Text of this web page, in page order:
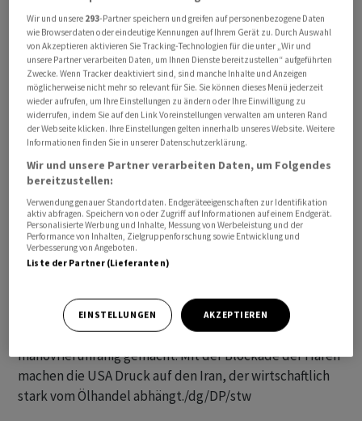
transportieren. Die Besatzung habe sich den
Anweisungen der Streitkräfte widersetzt, hiess es.
Nach Angaben des Aussenministeriums in Neu-Delhi
konnten 21 indische Besatzungsmitglieder gerettet
werden. Drei weitere galten zunächst als vermisst. Das
Ministerium hatte den Angriff verurteilt. Laut Berichten
indischer Medien hatte das Aussenministerium aus
Protest den stellvertretenden Botschafter der USA in
Neu-Delhi einbestellt.
Die Blockade der USA
als Reaktion auf die faktische Blockade der Strasse von
Hormus durch den Iran. Seit Mitte April wurden nach
US-Angaben nun insgesamt acht Schiffe
manövrierunfähig gemacht. Mit der Blockade der Häfen
machen die USA Druck auf den Iran, der wirtschaftlich
stark vom Ölhandel abhängt./dg/DP/stw
Wir und unsere 293-Partner speichern und greifen auf personenbezogene Daten
wie Browserdaten oder eindeutige Kennungen auf Ihrem Gerät zu. Durch Auswahl
von Akzeptieren aktivieren Sie Tracking-Technologien für die unter „Wir und
unsere Partner verarbeiten Daten, um Ihnen Dienste bereitzustellen“ aufgeführten
Zwecke. Wenn Tracker deaktiviert sind, sind manche Inhalte und Anzeigen
möglicherweise nicht mehr so relevant für Sie. Sie können dieses Menü jederzeit
wieder aufrufen, um Ihre Einstellungen zu ändern oder Ihre Einwilligung zu
widerrufen, indem Sie auf den Link Voreinstellungen verwalten am unteren Rand
der Webseite klicken. Ihre Einstellungen gelten innerhalb unseres Website. Weitere
Informationen finden Sie in unserer Datenschutzerklärung.
Wir und unsere Partner verarbeiten Daten, um Folgendes
bereitzustellen:
Verwendung genauer Standortdaten. Endgeräteeigenschaften zur Identifikation
aktiv abfragen. Speichern von oder Zugriff auf Informationen auf einem Endgerät.
Personalisierte Werbung und Inhalte, Messung von Werbeleistung und der
Performance von Inhalten, Zielgruppenforschung sowie Entwicklung und
Verbesserung von Angeboten.
Liste der Partner (Lieferanten)
EINSTELLUNGEN AKZEPTIEREN